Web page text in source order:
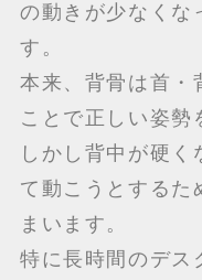
の動きが少なくな
す。
本来、背骨は首・
ことで正しい姿勢
しかし背中が硬く
て動こうとするた
まいます。
特に長時間のデス